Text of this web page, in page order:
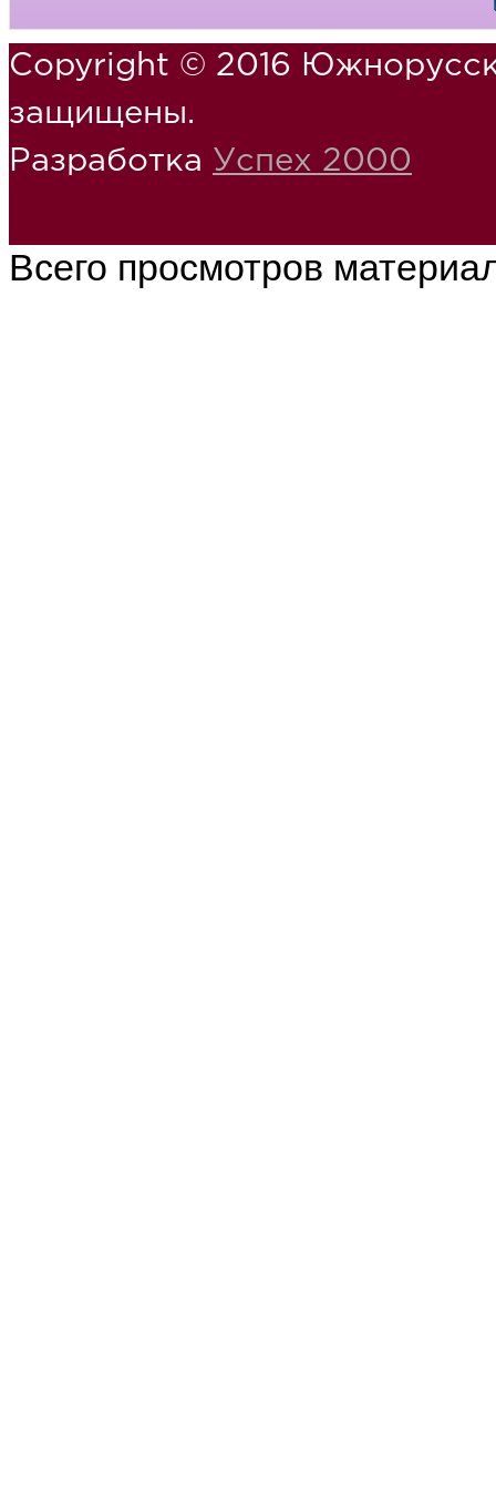
Copyright © 2016
защищены.
Разработка Успех 2000
Всего просмотров